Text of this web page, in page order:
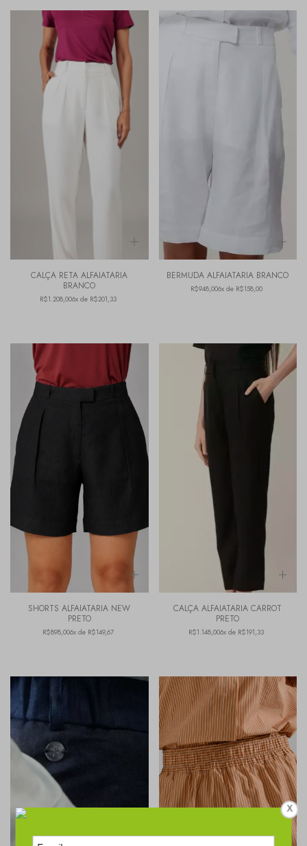
CALÇA RETA ALFAIATARIA
BRANCO
R$1.208,006x de R$201,33
BERMUDA ALFAIATARIA BRANCO
R$948,006x de R$158,00
SHORTS ALFAIATARIA NEW
PRETO
R$898,006x de R$149,67
CALÇA ALFAIATARIA CARROT
PRETO
R$1.148,006x de R$191,33
X